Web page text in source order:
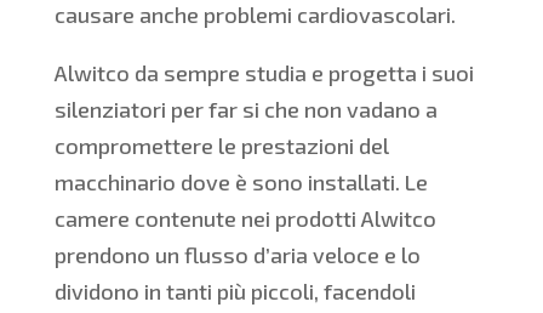
causare anche problemi cardiovascolari.
Alwitco da sempre studia e progetta i suoi
silenziatori per far si che non vadano a
compromettere le prestazioni del
macchinario dove è sono installati. Le
camere contenute nei prodotti Alwitco
prendono un flusso d’aria veloce e lo
dividono in tanti più piccoli, facendoli